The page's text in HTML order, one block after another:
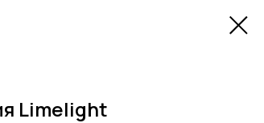
Limelight